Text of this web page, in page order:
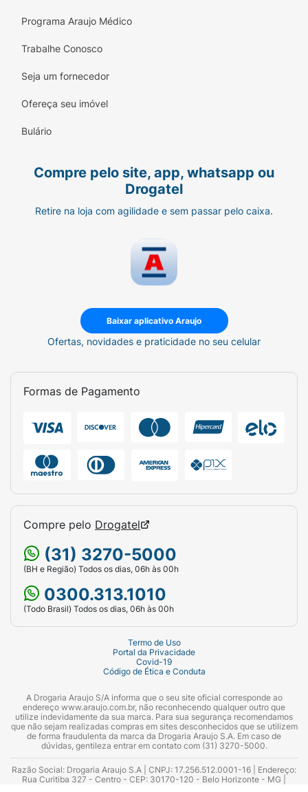
Programa Araujo Médico
Trabalhe Conosco
Seja um fornecedor
Ofereça seu imóvel
Bulário
Compre pelo site, app, whatsapp ou
Drogatel
Retire na loja com agilidade e sem passar pelo caixa.
Baixar aplicativo Araujo
Ofertas, novidades e praticidade no seu celular
Formas de Pagamento
Compre pelo Drogatel
(31) 3270-5000
(BH e Região) Todos os dias, 06h às 00h
0300.313.1010
(Todo Brasil) Todos os dias, 06h às 00h
Termo de Uso
Portal da Privacidade
Covid-19
Código de Ética e Conduta
A Drogaria Araujo S/A informa que o seu site oficial corresponde ao
endereço www.araujo.com.br, não reconhecendo qualquer outro que
utilize indevidamente da sua marca. Para sua segurança recomendamos
que não sejam realizadas compras em sites desconhecidos que se utilizem
de forma fraudulenta da marca da Drogaria Araujo S.A. Em caso de
dúvidas, gentileza entrar em contato com (31) 3270-5000.
Razão Social: Drogaria Araujo S.A | CNPJ: 17.256.512.0001-16 | Endereço:
Rua Curitiba 327 - Centro - CEP: 30170-120 - Belo Horizonte - MG |